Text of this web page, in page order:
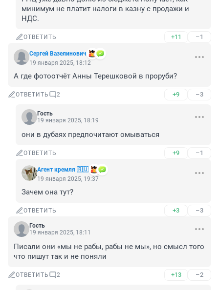
минимум не платит налоги в казну с продажи и
НДС.
ОТВЕТИТЬ +11 –1
Сергей Вазелинович
19 января 2025, 18:12
А где фотоотчёт Анны Терешковой в проруби?
ОТВЕТИТЬ 2 +9 –3
Гость
19 января 2025, 18:19
они в дубаях предпочитают омываться
ОТВЕТИТЬ +9 –1
Агент кремля 🇷🇺
19 января 2025, 19:37
Зачем она тут?
ОТВЕТИТЬ +3 –3
Гость
19 января 2025, 18:11
Писали они «мы не рабы, рабы не мы», но смысл того
что пишут так и не поняли
ОТВЕТИТЬ 2 +13 –2